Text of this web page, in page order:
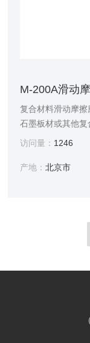
M-200A滑动
复合材料滑动摩擦
石墨板材或其他复
试验中试样的磨擦
擦磨损试验机的功
高，操作便捷等
访问量： 1246
产地：北京市